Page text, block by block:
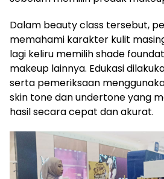
Dalam beauty class tersebut,
memahami karakter kulit
lagi keliru memilih shade
makeup lainnya. Edukasi
serta pemeriksaan
skin tone dan undertone yang
hasil secara cepat dan akurat.